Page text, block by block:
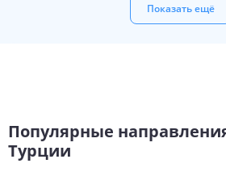
Показать ещё
Популярные
Турции